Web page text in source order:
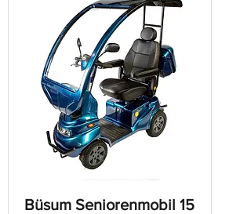
Büsum Seniorenmobil 15